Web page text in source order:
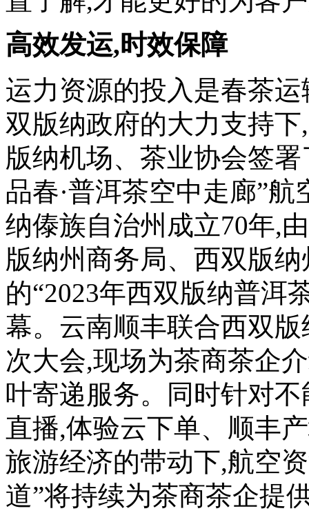
高效发运,时效保障
运力资源的投入是春茶
双版纳政府的大力支持
版纳机场、茶业协会签
品春·普洱茶空中走廊”
纳傣族自治州成立70年,
版纳州商务局、西双版
的“2023年西双版纳普洱
幕。云南顺丰联合西双
次大会,现场为茶商茶企
叶寄递服务。同时针对
直播,体验云下单、顺丰
旅游经济的带动下,航空
道”将持续为茶商茶企提